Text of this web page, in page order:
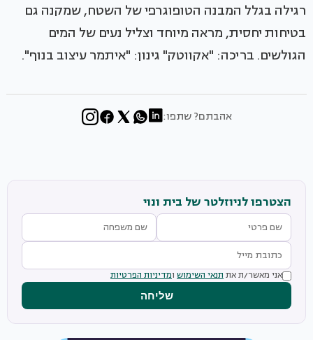
רגילה בגלל המבנה הטופוגרפי של השטח, שמקנה גם
בטיחות יחסית, מראה מיוחד וצליל נעים של המים
הגולשים. בריכה: "אקווטק" גינון: "איתמר עיצוב בנוף".
אהבתם? שתפו:
הצטרפו לניוזלטר של בית ונוי
אני מאשר/ת את תנאי השימוש ומדיניות הפרטיות
שליחה